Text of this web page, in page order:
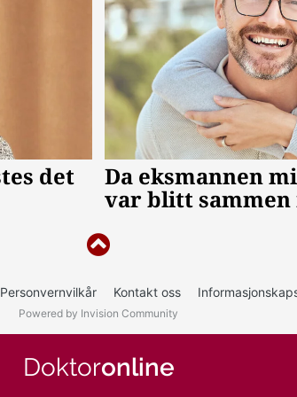
Personvernvilkår Kontakt oss
Powered by Invision Community
Doktoronline